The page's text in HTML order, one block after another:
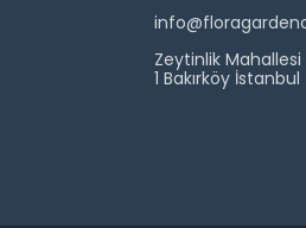
Zeytinlik Mahallesi
1 Bakırköy İstanbul